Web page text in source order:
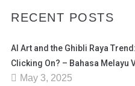
RECENT POSTS
AI Art and the Ghibli Raya
Clicking On? – Bahasa Melayu
May 3, 2025